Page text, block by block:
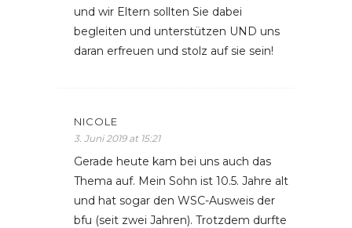
und wir Eltern sollten Sie dabei
begleiten und unterstützen UND uns
daran erfreuen und stolz auf sie sein!
NICOLE
3. Juni 2019 at 15:21
Gerade heute kam bei uns auch das
Thema auf. Mein Sohn ist 10.5. Jahre alt
und hat sogar den WSC-Ausweis der
bfu (seit zwei Jahren). Trotzdem durfte